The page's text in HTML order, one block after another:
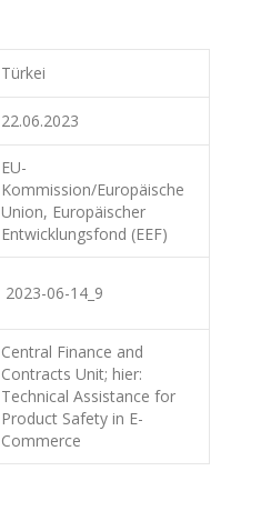
Türkei
22.06.2023
EU-
Kommission/Europäische
Union, Europäischer
Entwicklungsfond (EEF)
2023-06-14_9
Central Finance and
Contracts Unit; hier:
Technical Assistance for
Product Safety in E-
Commerce